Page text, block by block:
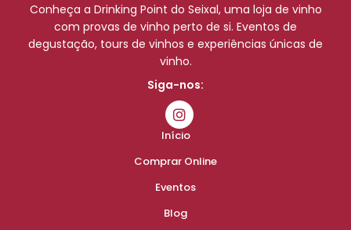
Conheça a Drinking Point do Seixal, uma loja de vinho
com provas de vinho perto de si. Eventos de
degustação, tours de vinhos e experiências únicas de
vinho.
Siga-nos:
Início
Comprar Online
Eventos
Blog